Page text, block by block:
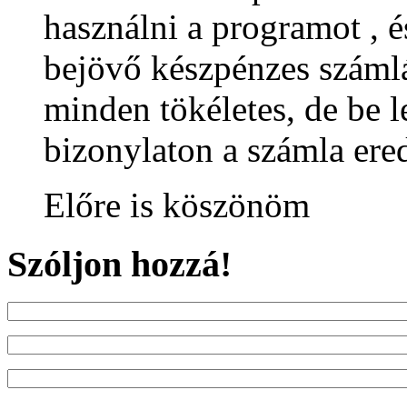
használni a programot ,
bejövő készpénzes
minden tökéletes, de be
bizonylaton a számla
Előre is köszönöm
Szóljon hozzá!